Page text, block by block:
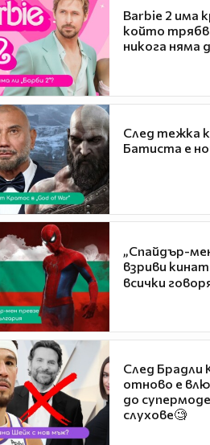
Barbie 2 има
който
никога няма
След тежка
Батиста е
„Спайдър-
взриви
всички
След Брадли
отново е
до
слухове🧐